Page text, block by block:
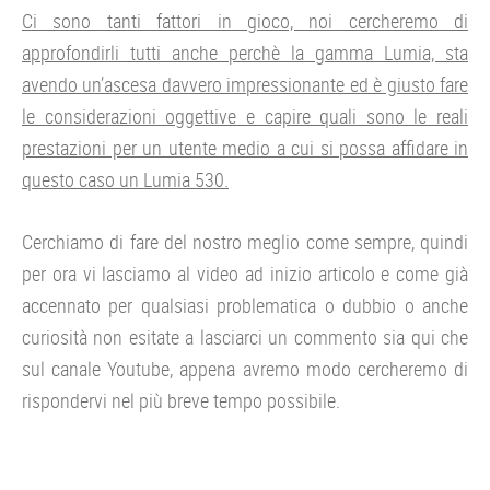
Ci sono tanti fattori in gioco, noi cercheremo di
approfondirli tutti anche perchè la gamma Lumia, sta
avendo un’ascesa davvero impressionante ed è giusto fare
le considerazioni oggettive e capire quali sono le reali
prestazioni per un utente medio a cui si possa affidare in
questo caso un Lumia 530.
Cerchiamo di fare del nostro meglio come sempre, quindi
per ora vi lasciamo al video ad inizio articolo e come già
accennato per qualsiasi problematica o dubbio o anche
curiosità non esitate a lasciarci un commento sia qui che
sul canale Youtube, appena avremo modo cercheremo di
rispondervi nel più breve tempo possibile.